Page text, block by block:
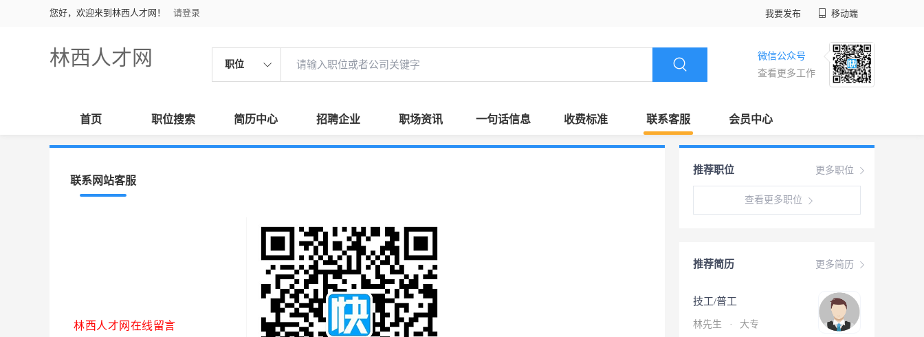
您好，欢迎来到林西人才网！ 请登录 我要发布 移动端
林西人才网 职位
微信公众号
查看更多工作
首页 职位搜索 简历中心 招聘企业 职场资讯 一句话信息 收费标准 联系客服 会员中心
联系网站客服
林西人才网在线留言
更多职位
推荐职位
查看更多职位
更多简历
推荐简历
技工/普工
林先生 · 大专